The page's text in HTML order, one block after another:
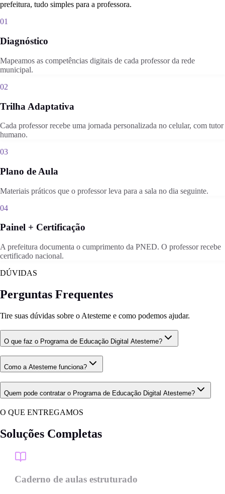
prefeitura, tudo simples para a professora.
01
Diagnóstico
Mapeamos as competências digitais de cada professor da rede
municipal.
02
Trilha Adaptativa
Cada professor recebe uma jornada personalizada no celular, com tutor
humano.
03
Plano de Aula
Materiais práticos que o professor leva para a sala no dia seguinte.
04
Painel + Certificação
A prefeitura documenta o cumprimento da PNED. O professor recebe
certificado nacional.
DÚVIDAS
Perguntas Frequentes
Tire suas dúvidas sobre o Atesteme e como podemos ajudar.
O que faz o Programa de Educação Digital Atesteme?
Como a Atesteme funciona?
Quem pode contratar o Programa de Educação Digital Atesteme?
O QUE ENTREGAMOS
Soluções Completas
Caderno de aulas estruturado